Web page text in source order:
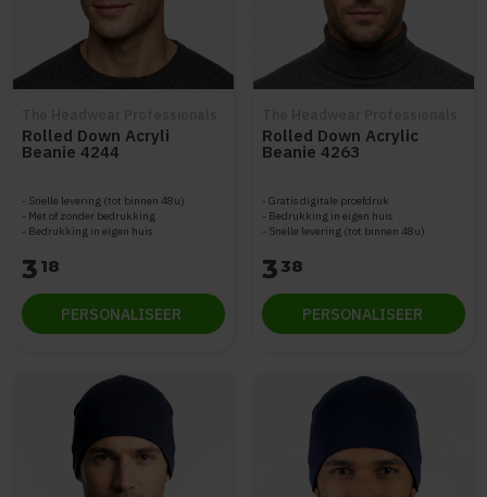
Rolled Down Acryli
Beanie 4244
Snelle levering (tot binnen 48u)
Met of zonder bedrukking
Bedrukking in eigen huis
3 18
PERSONALISEER
Rolled Down Acrylic
Beanie 4263
Gratis digitale proefdruk
Bedrukking in eigen huis
Snelle levering (tot binnen 48u)
3 38
PERSONALISEER